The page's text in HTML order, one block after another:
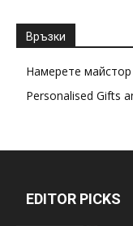
Връзки
Намерете
Personalised Gifts
EDITOR PICKS